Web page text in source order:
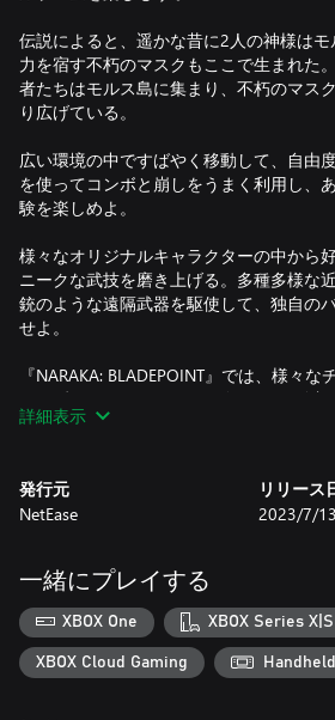
伝説によると、遥かな昔に2人の神様は
力を宿す不朽のマスクもここで生まれた
者たちはモルス島に集まり、不朽のマス
り広げている。
広い環境の中ですばやく移動して、自由
を使ってコンボと崩しをうまく利用し、
験を楽しめよ。
様々なオリジナルキャラクターの中から
ニークな武技を磨き上げる。多種多様な
銃のような遠隔武器を駆使して、独自の
せよ。
『NARAKA: BLADEPOINT』では、様々
ならず、PvEモード、シーズンごとに追
タイプのゲームで体験できないキャラメ
全世界のプレイヤー数2,000 万人超え！
BLADEPOINT、今すぐ体験せよ！
近接戦闘に焦点を当てる
戦況は一瞬で変わるため、素早く反応し
ンボ、ガード、猛烈な連続攻撃で敵を制
きを読み取り、智謀で撃破せよ。
自由かつ爽快な移動
詳細表示
発行元
NetEase
リリース
2023/7/13
一緒にプレイする
XBOX One XBOX Series X|S
XBOX Cloud Gaming Handheld